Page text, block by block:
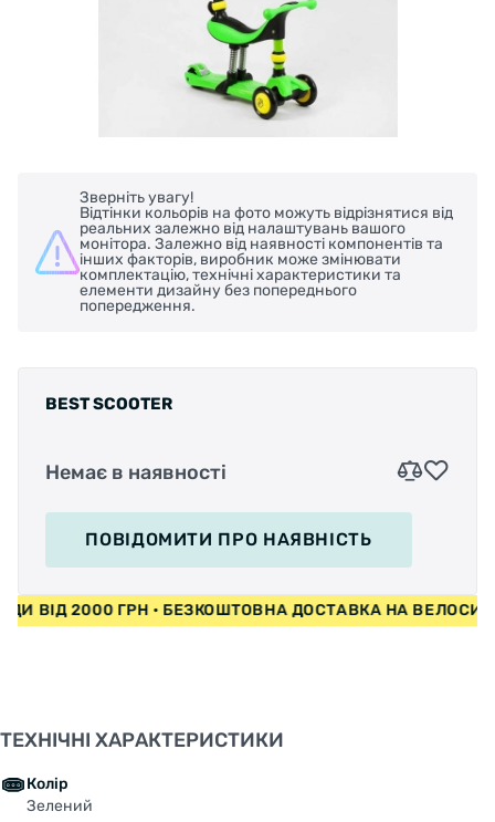
Зверніть увагу!
Відтінки кольорів на фото можуть відрізнятися від
реальних залежно від налаштувань вашого
монітора. Залежно від наявності компонентів та
інших факторів, виробник може змінювати
комплектацію, технічні характеристики та
елементи дизайну без попереднього
попередження.
BEST SCOOTER
Немає в наявності
ПОВІДОМИТИ ПРО НАЯВНІСТЬ
ВІД 2000 ГРН • БЕЗКОШТОВНА ДОСТАВКА НА
ТЕХНІЧНІ ХАРАКТЕРИСТИКИ
Колір
Зелений